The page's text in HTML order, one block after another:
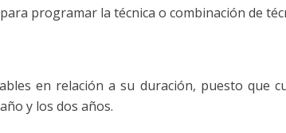
programar la técnica o combinación de
en relación a su duración, puesto que
y los dos años.